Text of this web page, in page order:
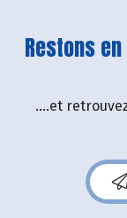
Restons
....et